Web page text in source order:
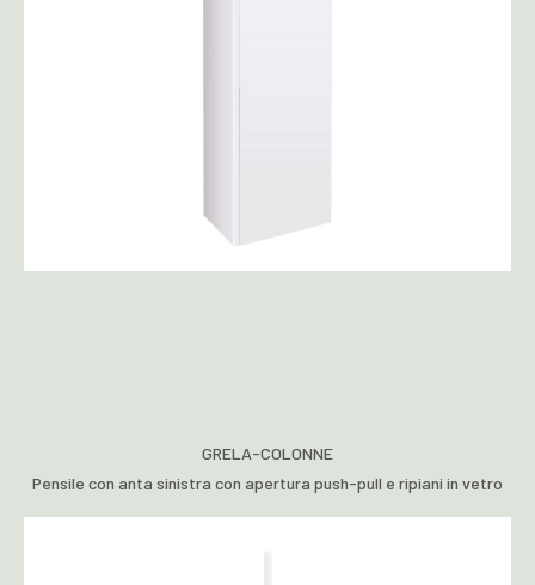
GRELA-COLONNE
Pensile con anta sinistra con apertura push-pull e ripiani in vetro